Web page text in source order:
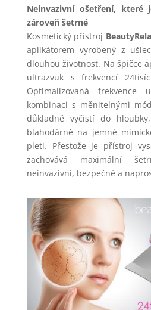
Neinvazivní ošetření, které
zároveň šetrné
Kosmetický přístroj
aplikátorem vyrobený z
dlouhou životnost. Na špičce
ultrazvuk s frekvencí
Optimalizovaná frekvence
kombinaci s měnitelnými
důkladně vyčistí do
blahodárně na jemné
pleti. Přestože je přístroj
zachovává maximální
neinvazivní, bezpečné a